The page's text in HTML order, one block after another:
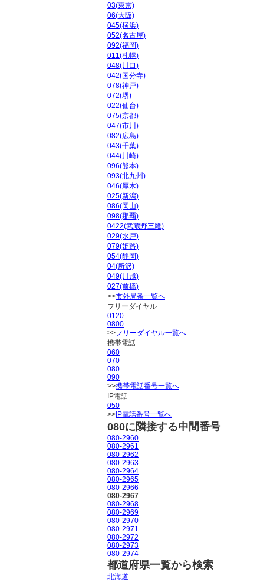
03(東京)
06(大阪)
045(横浜)
052(名古屋)
092(福岡)
011(札幌)
048(川口)
042(国分寺)
078(神戸)
072(堺)
022(仙台)
075(京都)
047(市川)
082(広島)
043(千葉)
044(川崎)
096(熊本)
093(北九州)
046(厚木)
025(新潟)
086(岡山)
098(那覇)
0422(武蔵野三鷹)
029(水戸)
079(姫路)
054(静岡)
04(所沢)
049(川越)
027(前橋)
>>市外局番一覧へ
フリーダイヤル
0120
0800
>>フリーダイヤル一覧へ
携帯電話
060
070
080
090
>>携帯電話番号一覧へ
IP電話
050
>> IP電話番号一覧へ
080に隣接する中間番号
080-2960
080-2961
080-2962
080-2963
080-2964
080-2965
080-2966
080-2967
080-2968
080-2969
080-2970
080-2971
080-2972
080-2973
080-2974
都道府県一覧から検索
北海道